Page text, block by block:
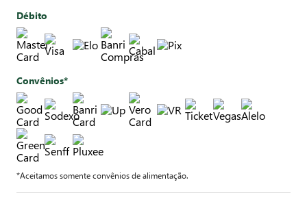
Débito
Convênios*
*Aceitamos somente convênios de alimentação.